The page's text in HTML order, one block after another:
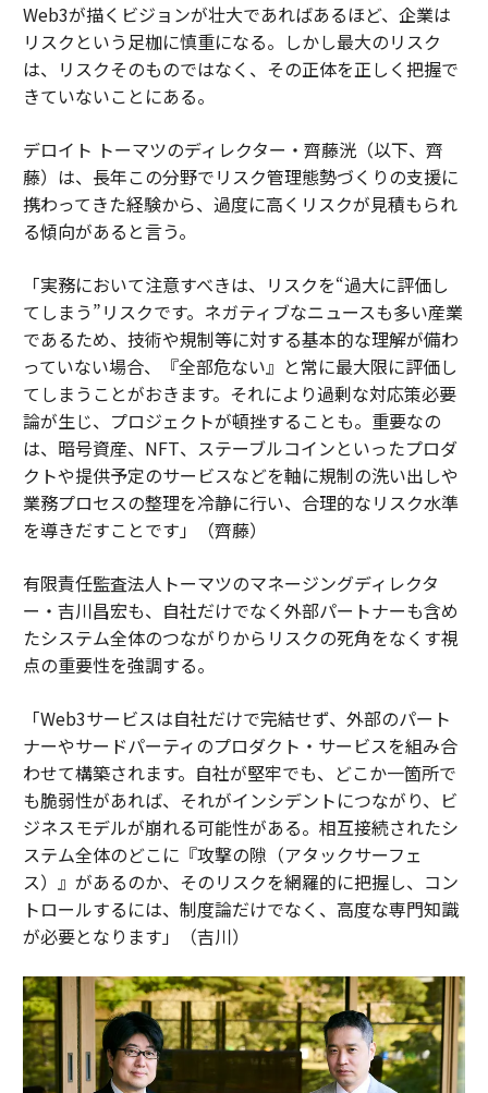
Web3が描くビジョンが壮大であればあるほど、企業は
リスクという足枷に慎重になる。しかし最大のリスク
は、リスクそのものではなく、その正体を正しく把握で
きていないことにある。
デロイト トーマツのディレクター・齊藤洸（以下、齊
藤）は、長年この分野でリスク管理態勢づくりの支援に
携わってきた経験から、過度に高くリスクが見積もられ
る傾向があると言う。
「実務において注意すべきは、リスクを“過大に評価し
てしまう”リスクです。ネガティブなニュースも多い産業
であるため、技術や規制等に対する基本的な理解が備わ
っていない場合、『全部危ない』と常に最大限に評価し
てしまうことがおきます。それにより過剰な対応策必要
論が生じ、プロジェクトが頓挫することも。重要なの
は、暗号資産、NFT、ステーブルコインといったプロダ
クトや提供予定のサービスなどを軸に規制の洗い出しや
業務プロセスの整理を冷静に行い、合理的なリスク水準
を導きだすことです」（齊藤）
有限責任監査法人トーマツのマネージングディレクタ
ー・吉川昌宏も、自社だけでなく外部パートナーも含め
たシステム全体のつながりからリスクの死角をなくす視
点の重要性を強調する。
「Web3サービスは自社だけで完結せず、外部のパート
ナーやサードパーティのプロダクト・サービスを組み合
わせて構築されます。自社が堅牢でも、どこか一箇所で
も脆弱性があれば、それがインシデントにつながり、ビ
ジネスモデルが崩れる可能性がある。相互接続されたシ
ステム全体のどこに『攻撃の隙（アタックサーフェ
ス）』があるのか、そのリスクを網羅的に把握し、コン
トロールするには、制度論だけでなく、高度な専門知識
が必要となります」（吉川）